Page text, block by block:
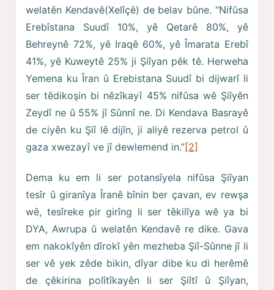
welatên Kendavê(Xelîçê) de belav bûne. “Nifûsa
Erebîstana Suudî 10%, yê Qetarê 80%, yê
Behreynê 72%, yê Iraqê 60%, yê Îmarata Erebî
41%, yê Kuweytê 25% ji Şiîyan pêk tê. Herweha
Yemena ku Îran û Erebistana Suudî bi dijwarî li
ser têdikoşin bi nêzîkayî 45% nifûsa wê Şiîyên
Zeydî ne û 55% jî Sûnnî ne. Di Kendava Basrayê
de ciyên ku Şiî lê dijîn, ji aliyê rezerva petrol û
gaza xwezayî ve jî dewlemend in.”[2]
Dema ku em li ser potansîyela nifûsa Şiîyan
tesîr û giranîya Îranê bînin ber çavan, ev rewşa
wê, tesîreke pir girîng li ser têkilîya wê ya bi
DYA, Awrupa û welatên Kendavê re dike. Gava
em nakokîyên dîrokî yên mezheba Şiî-Sûnne jî li
ser vê yek zêde bikin, dîyar dibe ku di herêmê
de çêkirina polîtîkayên li ser Şiîtî û Şiîyan,